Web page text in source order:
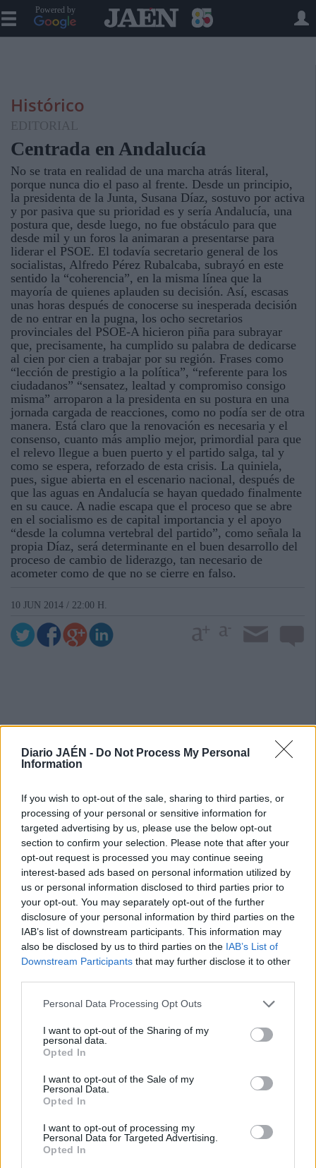
Diario JAÉN - Do Not Process My Personal
Information
If you wish to opt-out of the sale, sharing to third parties, or
processing of your personal or sensitive information for
targeted advertising by us, please use the below opt-out
section to confirm your selection. Please note that after your
opt-out request is processed you may continue seeing
interest-based ads based on personal information utilized by
us or personal information disclosed to third parties prior to
your opt-out. You may separately opt-out of the further
disclosure of your personal information by third parties on the
IAB’s list of downstream participants. This information may
also be disclosed by us to third parties on the IAB’s List of
Downstream Participants that may further disclose it to other
Personal Data Processing Opt Outs
I want to opt-out of the Sharing of my
personal data.
Opted In
I want to opt-out of the Sale of my
Personal Data.
Opted In
I want to opt-out of processing my
Personal Data for Targeted Advertising.
Opted In
Powered by
Histórico
EDITORIAL
Centrada en Andalucía
No se trata en realidad de una marcha atrás literal,
porque nunca dio el paso al frente. Desde un principio,
la presidenta de la Junta, Susana Díaz, sostuvo por activa
y por pasiva que su prioridad es y sería Andalucía, una
postura que, desde luego, no fue obstáculo para que
desde mil y un foros la animaran a presentarse para
liderar el PSOE. El todavía secretario general de los
socialistas, Alfredo Pérez Rubalcaba, subrayó en este
sentido la “coherencia”, en la misma línea que la
mayoría de quienes aplauden su decisión. Así, escasas
unas horas después de conocerse su inesperada decisión
de no entrar en la pugna, los ocho secretarios
provinciales del PSOE-A hicieron piña para subrayar
que, precisamente, ha cumplido su palabra de dedicarse
al cien por cien a trabajar por su región. Frases como
“lección de prestigio a la política”, “referente para los
ciudadanos” “sensatez, lealtad y compromiso consigo
misma” arroparon a la presidenta en su postura en una
jornada cargada de reacciones, como no podía ser de otra
manera. Está claro que la renovación es necesaria y el
consenso, cuanto más amplio mejor, primordial para que
el relevo llegue a buen puerto y el partido salga, tal y
como se espera, reforzado de esta crisis. La quiniela,
pues, sigue abierta en el escenario nacional, después de
que las aguas en Andalucía se hayan quedado finalmente
en su cauce. A nadie escapa que el proceso que se abre
en el socialismo es de capital importancia y el apoyo
“desde la columna vertebral del partido”, como señala la
propia Díaz, será determinante en el buen desarrollo del
proceso de cambio de liderazgo, tan necesario de
acometer como de que no se cierre en falso.
10 JUN 2014 / 22:00 H.